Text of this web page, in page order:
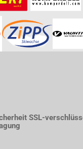
SSL-